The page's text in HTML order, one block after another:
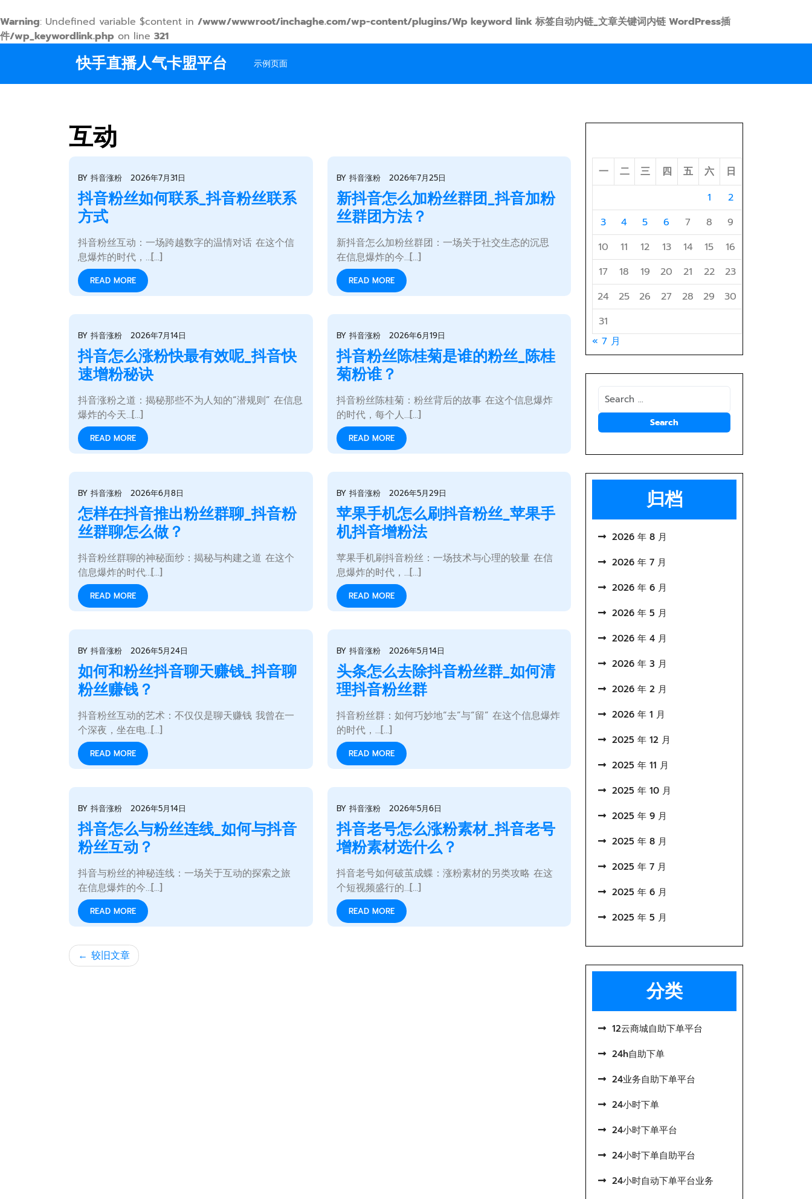
Warning: Undefined variable $content in /www/wwwroot/inchaghe.com/wp-content/plugins/Wp keyword link 标签自动内链_文章关键词内链 WordPress插
件/wp_keywordlink.php on line 321
快手直播人气卡盟平台 示例页面
互动
BY 抖音涨粉 2026年7月31日
抖音粉丝如何联系_抖音粉丝联系
方式
抖音粉丝互动：一场跨越数字的温情对话 在这个信
息爆炸的时代，…[...]
READ MORE
BY 抖音涨粉 2026年7月25日
新抖音怎么加粉丝群团_抖音加粉
丝群团方法？
新抖音怎么加粉丝群团：一场关于社交生态的沉思
在信息爆炸的今…[...]
READ MORE
BY 抖音涨粉 2026年7月14日
抖音怎么涨粉快最有效呢_抖音快
速增粉秘诀
抖音涨粉之道：揭秘那些不为人知的“潜规则” 在信息
爆炸的今天…[...]
READ MORE
BY 抖音涨粉 2026年6月19日
抖音粉丝陈桂菊是谁的粉丝_陈桂
菊粉谁？
抖音粉丝陈桂菊：粉丝背后的故事 在这个信息爆炸
的时代，每个人…[...]
READ MORE
BY 抖音涨粉 2026年6月8日
怎样在抖音推出粉丝群聊_抖音粉
丝群聊怎么做？
抖音粉丝群聊的神秘面纱：揭秘与构建之道 在这个
信息爆炸的时代…[...]
READ MORE
BY 抖音涨粉 2026年5月29日
苹果手机怎么刷抖音粉丝_苹果手
机抖音增粉法
苹果手机刷抖音粉丝：一场技术与心理的较量 在信
息爆炸的时代，…[...]
READ MORE
BY 抖音涨粉 2026年5月24日
如何和粉丝抖音聊天赚钱_抖音聊
粉丝赚钱？
抖音粉丝互动的艺术：不仅仅是聊天赚钱 我曾在一
个深夜，坐在电…[...]
READ MORE
BY 抖音涨粉 2026年5月14日
头条怎么去除抖音粉丝群_如何清
理抖音粉丝群
抖音粉丝群：如何巧妙地“去”与“留” 在这个信息爆炸
的时代，…[...]
READ MORE
BY 抖音涨粉 2026年5月14日
抖音怎么与粉丝连线_如何与抖音
粉丝互动？
抖音与粉丝的神秘连线：一场关于互动的探索之旅
在信息爆炸的今…[...]
READ MORE
BY 抖音涨粉 2026年5月6日
抖音老号怎么涨粉素材_抖音老号
增粉素材选什么？
抖音老号如何破茧成蝶：涨粉素材的另类攻略 在这
个短视频盛行的…[...]
READ MORE
文 较旧文章
一
二 三 四 五 六
日
1
2
3
4 5 6 7 8
9
10
11 12 13 14 15
16
17
18 19 20 21 22
23
24
25 26 27 28 29
30
31
« 7 月
归档
2026 年 8 月
2026 年 7 月
2026 年 6 月
2026 年 5 月
2026 年 4 月
2026 年 3 月
2026 年 2 月
2026 年 1 月
2025 年 12 月
2025 年 11 月
2025 年 10 月
2025 年 9 月
2025 年 8 月
2025 年 7 月
2025 年 6 月
2025 年 5 月
分类
12云商城自助下单平台
24h自助下单
24业务自助下单平台
24小时下单
24小时下单平台
24小时下单自助平台
24小时自动下单平台业务